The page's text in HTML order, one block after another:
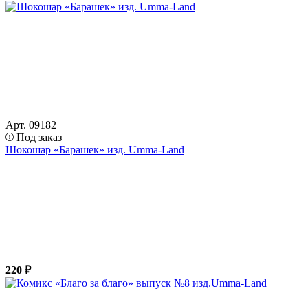
Арт. 09182
Под заказ
Шокошар «Барашек» изд. Umma-Land
220 ₽